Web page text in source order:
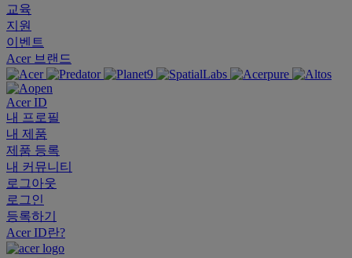
교육
지원
이벤트
Acer 브랜드
Acer ID
내 프로필
내 제품
제품 등록
내 커뮤니티
로그아웃
로그인
등록하기
Acer ID란?